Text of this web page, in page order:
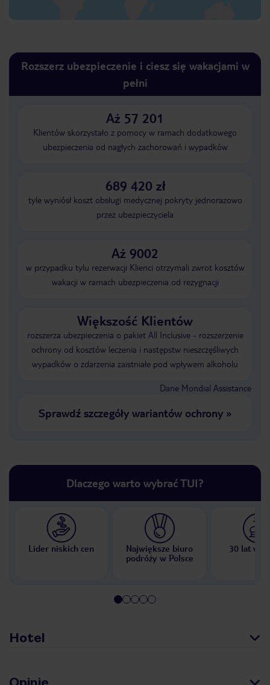
Rozszerz ubezpieczenie i ciesz się wakacjami w
pełni
Aż 57 201
Klientów skorzystało z pomocy w ramach dodatkowego
ubezpieczenia od nagłych zachorowań i wypadków
689 420 zł
tyle wyniósł koszt obsługi medycznej pokryty jednorazowo
przez ubezpieczyciela
Aż 9002
w przypadku tylu rezerwacji Klienci otrzymali zwrot kosztów
wakacji w ramach ubezpieczenia od rezygnacji
Większość Klientów
rozszerza ubezpieczenia o pakiet All Inclusive - rozszerzenie
ochrony od kosztów leczenia i następstw nieszczęśliwych
wypadków o zdarzenia zaistniałe pod wpływem alkoholu
Dane Mondial Assistance
Sprawdź szczegóły wariantów ochrony»
Dlaczego warto wybrać TUI?
Lider niskich cen
Największe biuro
podróży w Polsce
30 lat w
Hotel